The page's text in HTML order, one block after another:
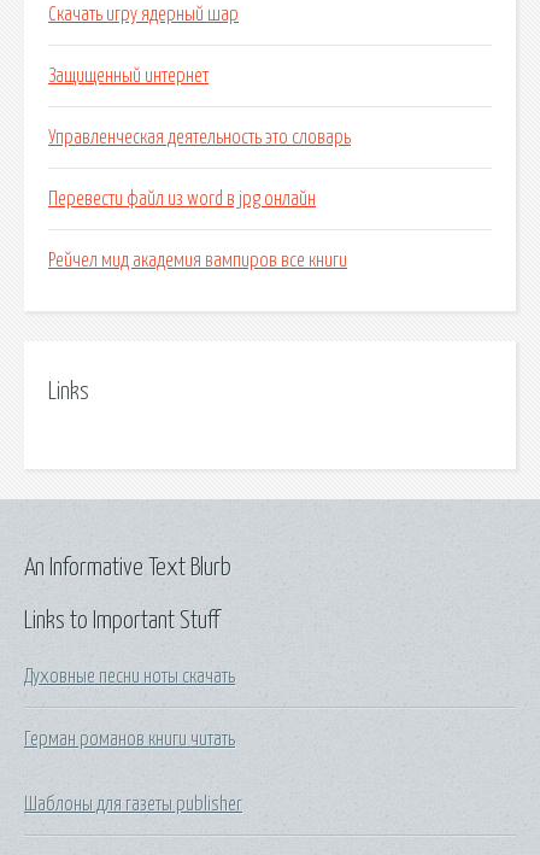
Скачать игру ядерный шар
Защищенный интернет
Управленческая деятельность это словарь
Перевести файл из word в jpg онлайн
Рейчел мид академия вампиров все книги
Links
Links to Important Stuff
Духовные песни ноты скачать
Герман романов книги читать
Шаблоны для газеты publisher
An Informative Text Blurb